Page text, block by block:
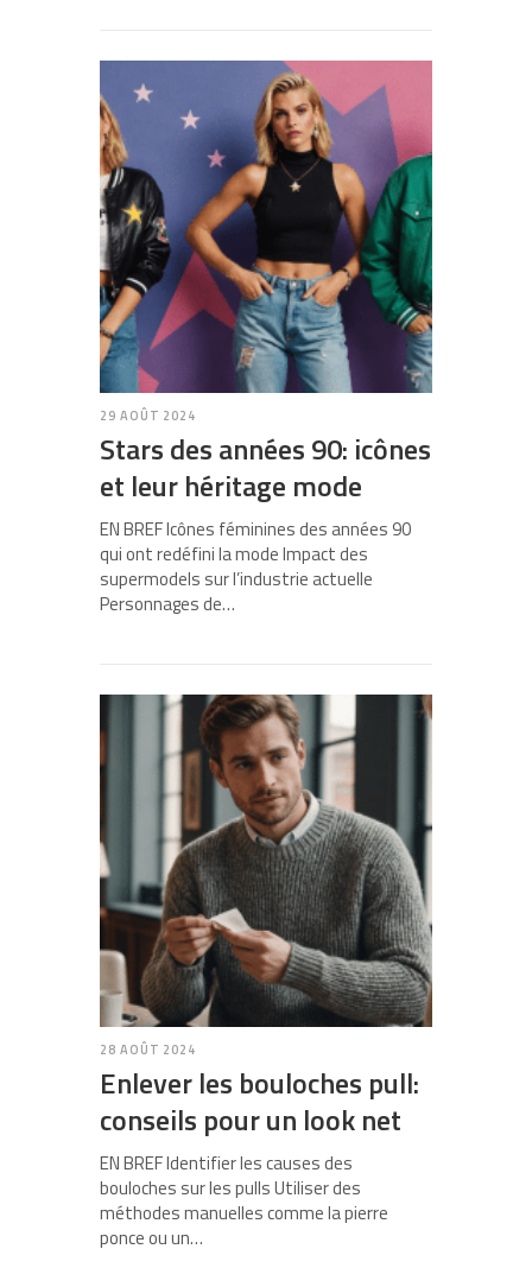
29 AOÛT 2024
Stars des années 90: icônes
et leur héritage mode
EN BREF Icônes féminines des années 90
qui ont redéfini la mode Impact des
supermodels sur l’industrie actuelle
Personnages de…
28 AOÛT 2024
Enlever les bouloches pull:
conseils pour un look net
EN BREF Identifier les causes des
bouloches sur les pulls Utiliser des
méthodes manuelles comme la pierre
ponce ou un…